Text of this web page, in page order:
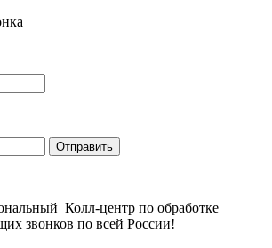
Колл-центр по обработке
звонков по всей России!